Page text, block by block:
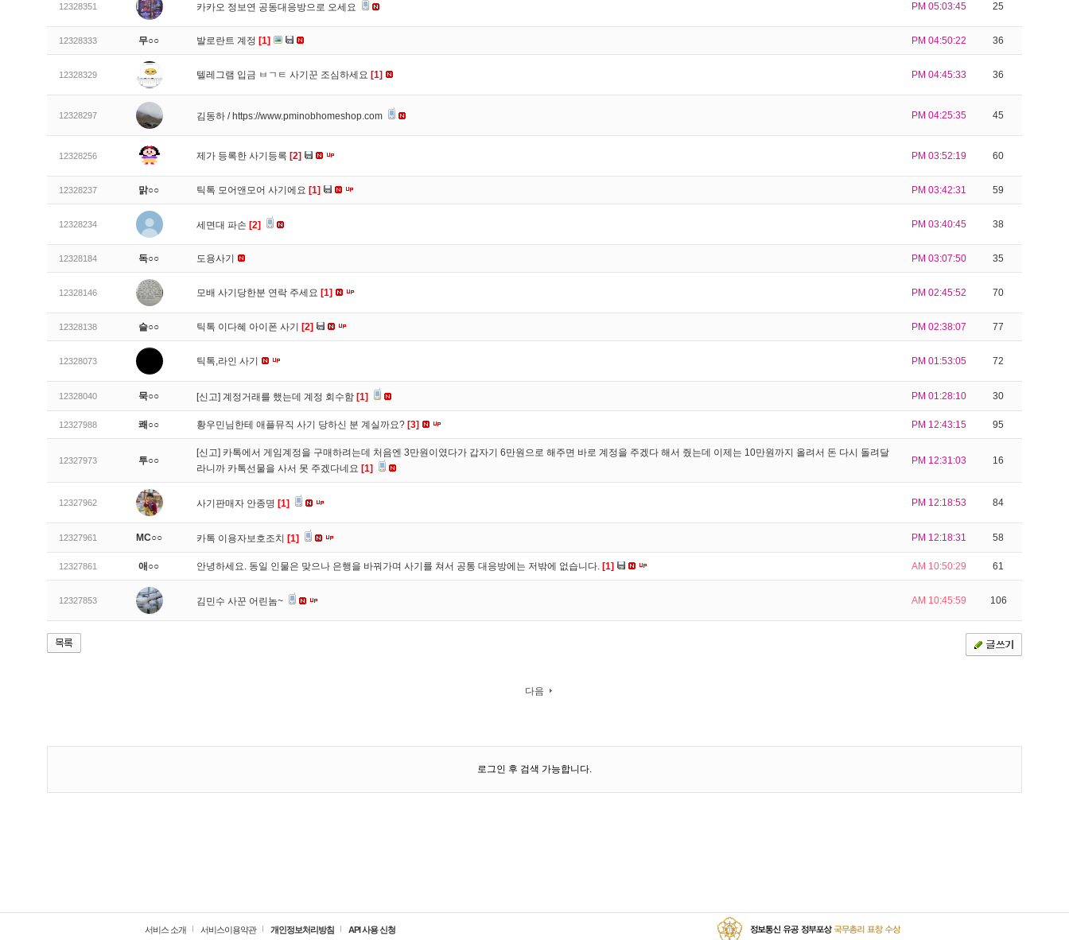
12328351 카카오 정보연 공동대응방으로 오세요 PM 05:03:45 25
12328333 무○○ 발로란트 계정 [1] PM 04:50:22 36
12328329 텔레그램 입금 ㅂㄱㅌ 사기꾼 조심하세요 [1] PM 04:45:33 36
12328297 김동하 / https://www.pminobhomeshop.com PM 04:25:35 45
12328256 제가 등록한 사기등록 [2] PM 03:52:19 60
12328237 맑○○ 틱톡 모어앤모어 사기에요 [1] PM 03:42:31 59
12328234 세면대 파손 [2] PM 03:40:45 38
12328184 독○○ 도용사기 PM 03:07:50 35
12328146 모배 사기당한분 연락 주세요 [1] PM 02:45:52 70
12328138 슬○○ 틱톡 이다혜 아이폰 사기 [2] PM 02:38:07 77
12328073 틱톡,라인 사기 PM 01:53:05 72
12328040 묵○○ [신고] 계정거래를 했는데 계정 회수함 [1] PM 01:28:10 30
12327988 쾌○○ 황우민님한테 애플뮤직 사기 당하신 분 계실까요? [3] PM 12:43:15 95
12327973 투○○
[신고] 카톡에서 게임계정을 구매하려는데 처음엔 3만원이였다가 갑자기 6만원으로 해주면 바로 계정을 주겠다 해서 줬는데 이제는 10만원까지 올려서 돈 다시 돌려달
라니까 카톡선물을 사서 못 주겠다네요 [1]
PM 12:31:03 16
12327962 사기판매자 안종명 [1] PM 12:18:53 84
12327961 MC○○ 카톡 이용자보호조치 [1] PM 12:18:31 58
12327861 애○○ 안녕하세요. 동일 인물은 맞으나 은행을 바꿔가며 사기를 쳐서 공통 대응방에는 저밖에 없습니다. [1] AM 10:50:29 61
12327853 김민수 사꾼 어린놈~ AM 10:45:59 106
다음
로그인 후 검색 가능합니다.
서비스 소개 서비스이용약관 개인정보처리방침 API 사용 신청